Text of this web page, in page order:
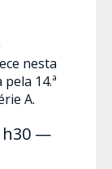
nesta
14.ª
A.
—